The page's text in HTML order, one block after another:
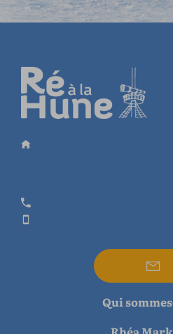
Qui